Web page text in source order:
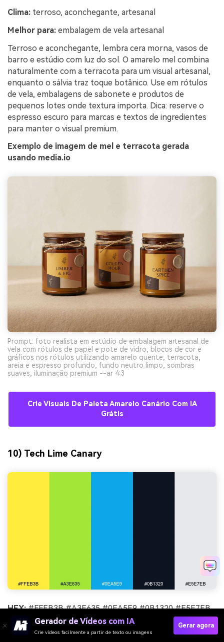
Clima: terroso, aconchegante, artesanal
Melhor para: embalagem de vela artesanal
Terroso e aconchegante, lembra cera morna, vasos de
barro e estúdio com luz do sol. O amarelo mel combina
naturalmente com a terracota para um visual artesanal,
enquanto o sálvia traz toque botânico. Use em rótulos
de vela, embalagens de sabonete e produtos de
pequenos lotes onde textura importa. Dica: reserve o
espresso escuro para marcas e textos de ingredientes
para manter o visual premium.
Exemplo de imagem de mel e terracota gerada
usando media.io
Prompt: foto realista em estúdio de embalagem artesanal de
vela com rótulos de papel e pote de vidro, blocos de cor e
gráficos nos rótulos utilizando amarelo quente, terracota,
areia e espresso profundo, fundo neutro limpo, sombras
suaves, iluminação premium --ar 4:3
Crie Visuais De Paleta Amarelo Canário Com IA
Grátis
10) Tech Lime Canary
HEX:#FFEB3B #A3E635 #0EA5E9 #0B1320 #E5E7EB
Clima:
ativo, digital, otimista
Gerador de Vídeos com IA
Crie vídeos facilmente a partir de texto ou imagens
Gerar agora